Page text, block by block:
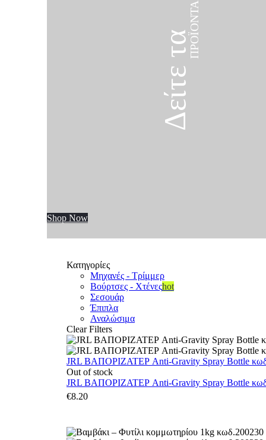
Δείτε ταΠΡΟΪΌΝΤΑ
Shop Now
Κατηγορίες
Μηχανές - Τρίμμερ
Βούρτσες - Χτένεςhot
Σεσουάρ
Έπιπλα
Αναλώσιμα
Clear Filters
JRL ΒΑΠΟΡΙΖΑΤΕΡ Anti-Gravity Spray Bottle
Out of stock
JRL ΒΑΠΟΡΙΖΑΤΕΡ Anti-Gravity Spray Bottle
€8.20